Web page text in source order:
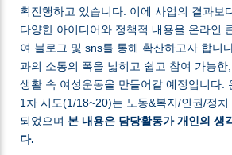
획진행하고 있습니다. 이에 사업의 결과보
다양한 아이디어와 정책적 내용을 온라인
여 블로그 및 sns를 통해 확산하고자 합니
과의 소통의 폭을 넓히고 쉽고 참여 가능한
생활 속 여성운동을 만들어갈 예정입니다.
1차 시도(1/18~20)는 노동&복지/인권/정
되었으며 본 내용은 담당활동가 개인의 생
다.